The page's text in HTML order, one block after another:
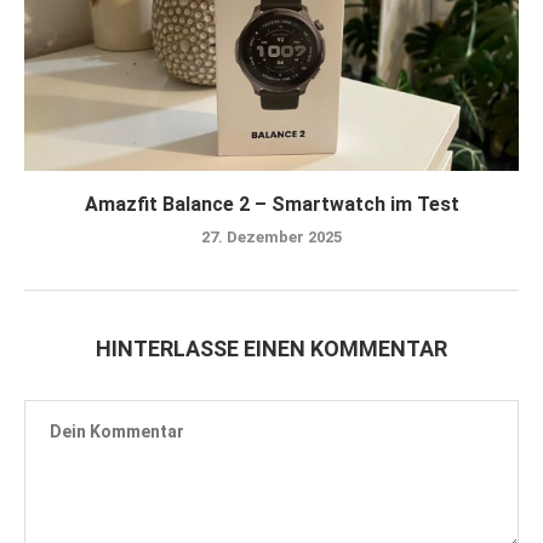
Amazfit Balance 2 – Smartwatch im Test
27. Dezember 2025
HINTERLASSE EINEN KOMMENTAR